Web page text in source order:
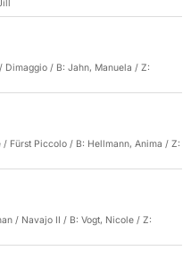
/ B: Jahn, Manuela / Z:
Fürst Piccolo / B: Hellmann, Anima / Z:
/ Navajo II / B: Vogt, Nicole / Z: